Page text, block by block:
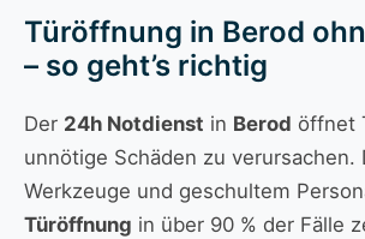
Türöffnung in Berod
– so geht’s richtig
Der 24h Notdienst in Berod öffnet
unnötige Schäden zu verursachen.
Werkzeuge und geschultem
Türöffnung in über 90 % der Fälle